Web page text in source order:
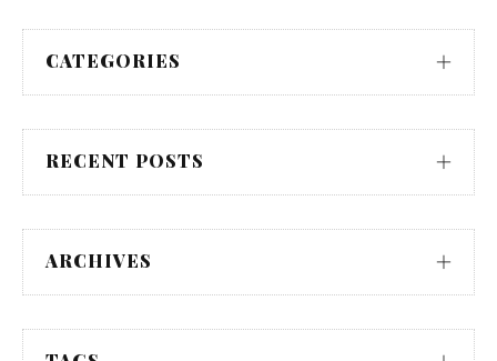
CATEGORIES
RECENT POSTS
ARCHIVES